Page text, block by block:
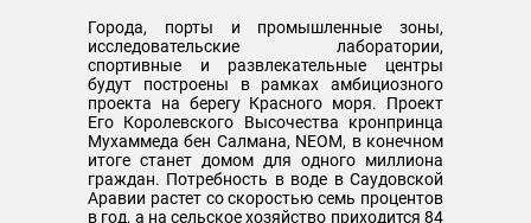
Города, порты и промышленные зоны,
исследовательские лаборатории,
спортивные и развлекательные центры
будут построены в рамках амбициозного
проекта на берегу Красного моря. Проект
Его Королевского Высочества кронпринца
Мухаммеда бен Салмана, NEOM, в конечном
итоге станет домом для одного миллиона
граждан. Потребность в воде в Саудовской
Аравии растет со скоростью семь процентов
в год, а на сельское хозяйство приходится 84